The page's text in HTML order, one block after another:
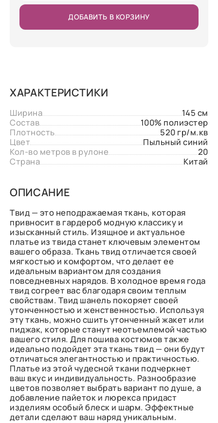
ДОБАВИТЬ В КОРЗИНУ
ХАРАКТЕРИСТИКИ
Ширина
145 см
Состав
100% полиэстер
Плотность
520 гр/м.кв
Цвет
Пыльный синий
Кол-во метров в рулоне
20
Страна
Китай
ОПИСАНИЕ
Твид — это неподражаемая ткань, которая
привносит в гардероб модную классику и
изысканный стиль. Изящное и актуальное
платье из твида станет ключевым элементом
вашего образа. Ткань твид отличается своей
мягкостью и комфортом, что делает ее
идеальным вариантом для создания
повседневных нарядов. В холодное время года
твид согреет вас благодаря своим теплым
свойствам. Твид шанель покоряет своей
утонченностью и женственностью. Используя
эту ткань, можно сшить утонченный жакет или
пиджак, которые станут неотъемлемой частью
вашего стиля. Для пошива костюмов также
идеально подойдет эта ткань твид — они будут
отличаться элегантностью и практичностью.
Платье из этой чудесной ткани подчеркнет
ваш вкус и индивидуальность. Разнообразие
цветов позволяет выбрать вариант по душе, а
добавление пайеток и люрекса придаст
изделиям особый блеск и шарм. Эффектные
детали сделают ваш наряд уникальным.